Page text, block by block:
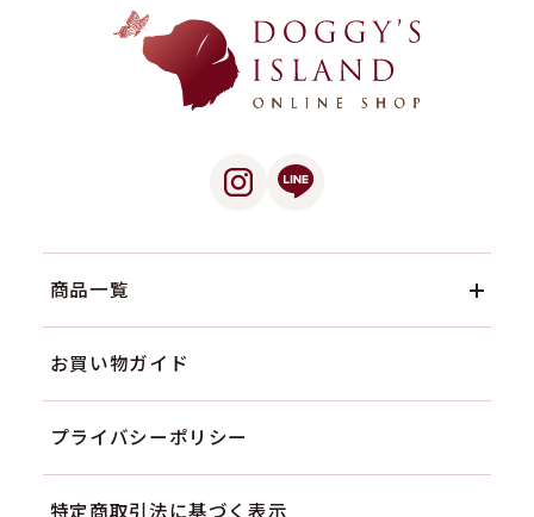
商品一覧
お買い物ガイド
プライバシーポリシー
特定商取引法に基づく表示